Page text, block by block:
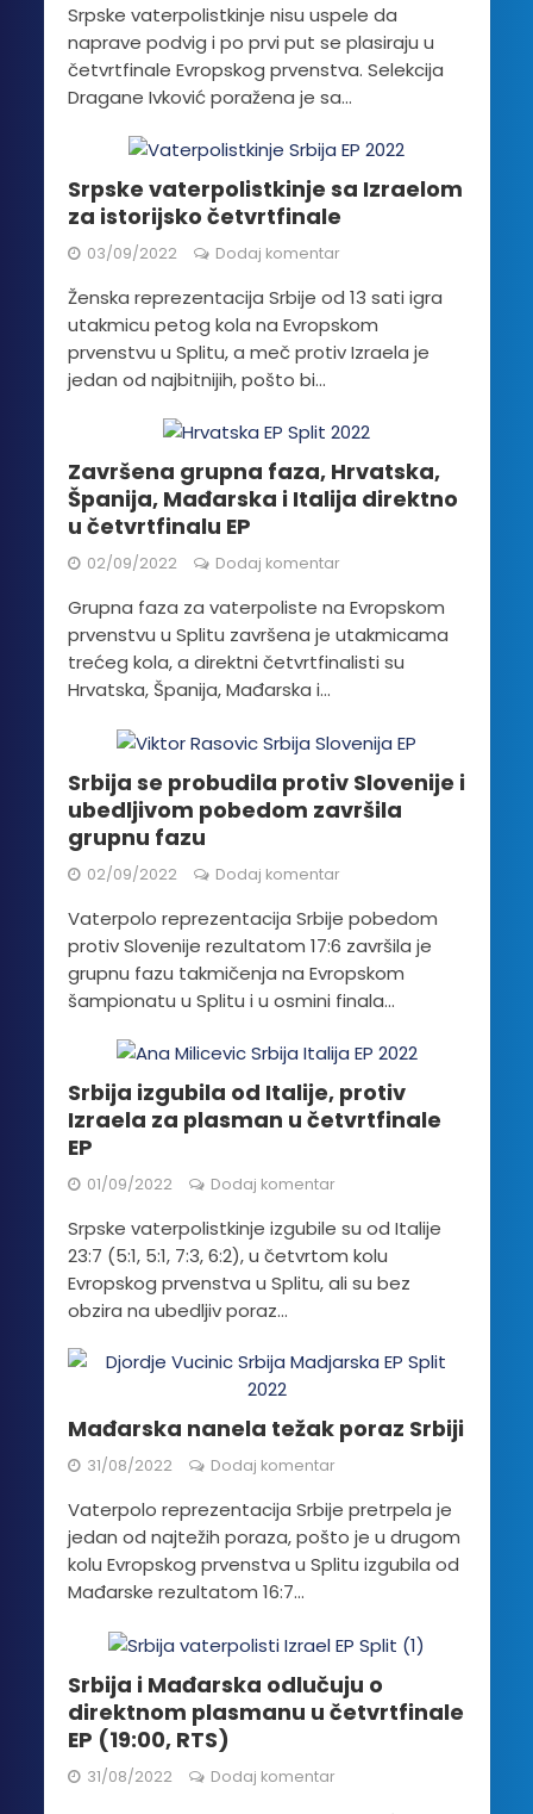
Srpske vaterpolistkinje nisu uspele da
naprave podvig i po prvi put se plasiraju u
četvrtfinale Evropskog prvenstva. Selekcija
Dragane Ivković poražena je sa...
Srpske vaterpolistkinje sa Izraelom
za istorijsko četvrtfinale
03/09/2022 Dodaj komentar
Ženska reprezentacija Srbije od 13 sati igra
utakmicu petog kola na Evropskom
prvenstvu u Splitu, a meč protiv Izraela je
jedan od najbitnijih, pošto bi...
Završena grupna faza, Hrvatska,
Španija, Mađarska i Italija direktno
u četvrtfinalu EP
02/09/2022 Dodaj komentar
Grupna faza za vaterpoliste na Evropskom
prvenstvu u Splitu završena je utakmicama
trećeg kola, a direktni četvrtfinalisti su
Hrvatska, Španija, Mađarska i...
Srbija se probudila protiv Slovenije i
ubedljivom pobedom završila
grupnu fazu
02/09/2022 Dodaj komentar
Vaterpolo reprezentacija Srbije pobedom
protiv Slovenije rezultatom 17:6 završila je
grupnu fazu takmičenja na Evropskom
šampionatu u Splitu i u osmini finala...
Srbija izgubila od Italije, protiv
Izraela za plasman u četvrtfinale
EP
01/09/2022 Dodaj komentar
Srpske vaterpolistkinje izgubile su od Italije
23:7 (5:1, 5:1, 7:3, 6:2), u četvrtom kolu
Evropskog prvenstva u Splitu, ali su bez
obzira na ubedljiv poraz...
Mađarska nanela težak poraz Srbiji
31/08/2022 Dodaj komentar
Vaterpolo reprezentacija Srbije pretrpela je
jedan od najtežih poraza, pošto je u drugom
kolu Evropskog prvenstva u Splitu izgubila od
Mađarske rezultatom 16:7...
Srbija i Mađarska odlučuju o
direktnom plasmanu u četvrtfinale
EP (19:00, RTS)
31/08/2022 Dodaj komentar